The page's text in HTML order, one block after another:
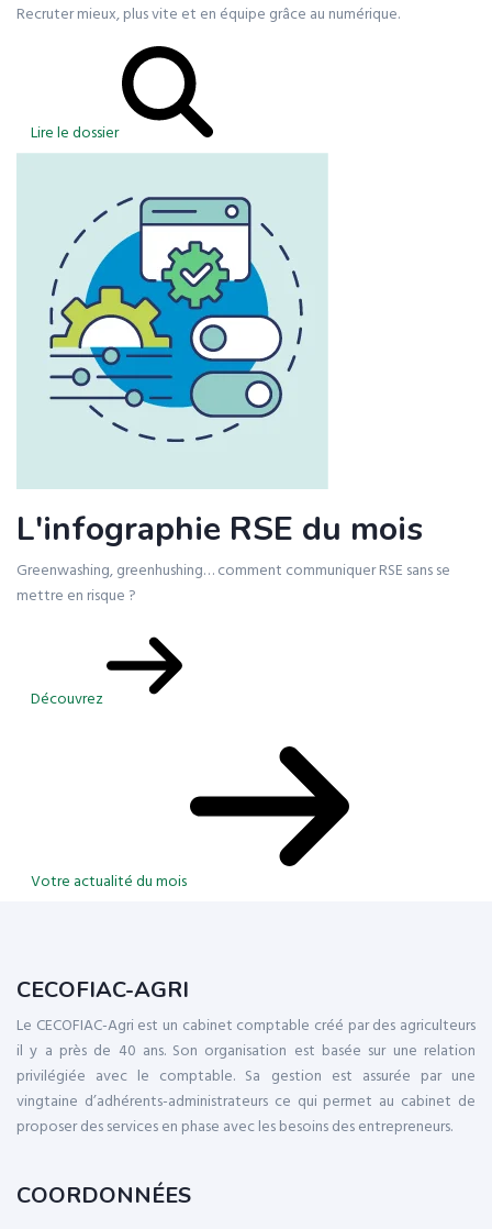
Recruter mieux, plus vite et en équipe grâce au numérique.
Lire le dossier
L'infographie RSE du mois
Greenwashing, greenhushing… comment communiquer RSE sans se
mettre en risque ?
Découvrez
Votre actualité du mois
CECOFIAC-AGRI
Le CECOFIAC-Agri est un cabinet comptable créé par des agriculteurs
il y a près de 40 ans. Son organisation est basée sur une relation
privilégiée avec le comptable. Sa gestion est assurée par une
vingtaine d’adhérents-administrateurs ce qui permet au cabinet de
proposer des services en phase avec les besoins des entrepreneurs.
COORDONNÉES